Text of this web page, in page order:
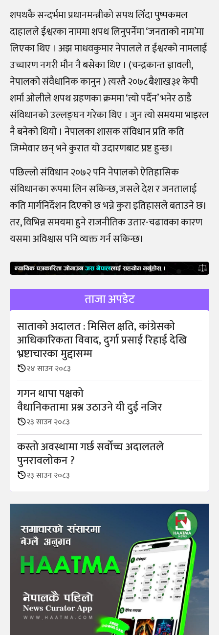
शपथकै सन्दर्भमा प्रधानमन्त्रीको सपथ लिँदा पुष्पकमल
दाहालले ईश्वरका नाममा शपथ लिनुपर्नेमा ‘जनताको नाम’मा
लिएका थिए । अझ माधवकुमार नेपालले त ईश्वरको नामलाई
उच्चारण नगरी मौन नै बसेका थिए । (चन्द्रकान्त ज्ञावली,
नेपालको संवैधानिक कानुन ) त्यस्तै २०७८ बैशाख ३१ केपी
शर्मा ओलीले शपथ ग्रहणका क्रममा ‘त्यो पर्दैन’ भनेर ठाडै
संविधानको उल्लङ्घन गरेका थिए । जुन त्यो समयमा भाइरल
नै बनेको थियो । नेपालका शासक संविधान प्रति कति
जिम्मेवार छन् भने कुरात यो उदारणबाट प्रष्ट हुन्छ।
पछिल्लो संविधान २०७२ पनि नेपालको ऐतिहासिक
संविधानका रूपमा लिन सकिन्छ, जसले देश र जनतालाई
कति मार्गनिर्देशन दिएको छ भन्ने कुरा इतिहासले बताउने छ।
तर, विभिन्न समयमा हुने राजनीतिक उतार-चढावका कारण
यसमा अविश्वास पनि व्यक्त गर्न सकिन्छ।
ताजा अपडेट
साताको अदालत : मिसिल क्षति, कांग्रेसको
आधिकारिकता विवाद, दुर्गा प्रसाई रिहाई देखि
भ्रष्टाचारका मुद्दासम्म
२४ साउन २०८३
गगन थापा पक्षको
वैधानिकतामा प्रश्न उठाउने यी दुई नजिर
२३ साउन २०८३
कस्तो अवस्थामा गर्छ सर्वोच्च अदालतले
पुनरावलोकन ?
२३ साउन २०८३